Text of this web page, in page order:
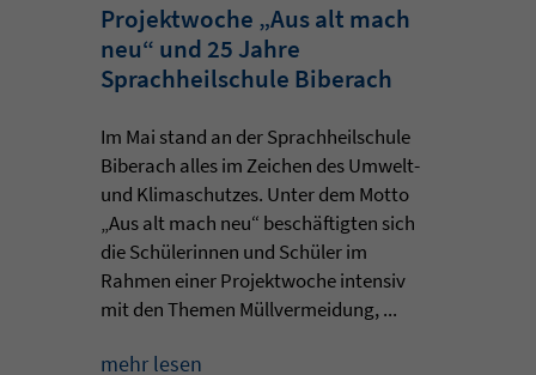
Projektwoche „Aus alt mach
neu“ und 25 Jahre
Sprachheilschule Biberach
Im Mai stand an der Sprachheilschule
Biberach alles im Zeichen des Umwelt-
und Klimaschutzes. Unter dem Motto
„Aus alt mach neu“ beschäftigten sich
die Schülerinnen und Schüler im
Rahmen einer Projektwoche intensiv
mit den Themen Müllvermeidung, ...
mehr lesen